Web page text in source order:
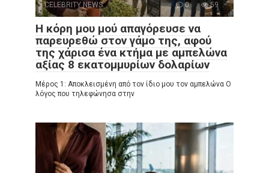
CELEBRITY NEWS 0 59
Η κόρη μου μού απαγόρευσε να
παρευρεθώ στον γάμο της, αφού
της χάρισα ένα κτήμα με αμπελώνα
αξίας 8 εκατομμυρίων δολαρίων
Μέρος 1: Αποκλεισμένη από τον ίδιο μου τον αμπελώνα Ο
λόγος που τηλεφώνησα στην